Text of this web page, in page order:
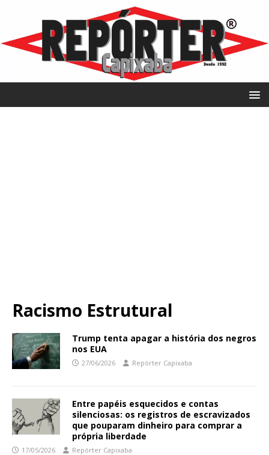
Racismo Estrutural
Trump tenta apagar a história dos negros
nos EUA
27/06/2026 Repórter Capixaba
Entre papéis esquecidos e contas
silenciosas: os registros de escravizados
que pouparam dinheiro para comprar a
própria liberdade
17/05/2026 Repórter Capixaba